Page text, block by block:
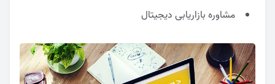
مشاوره بازاریابی دیجیتال